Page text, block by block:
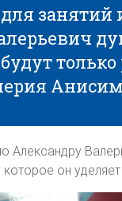
занятий
только
он